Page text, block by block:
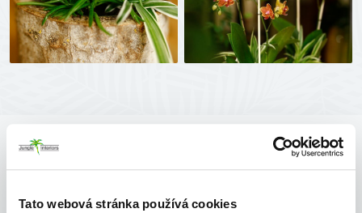
Tato webová stránka používá cookies